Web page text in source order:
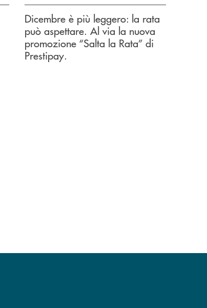
Dicembre è più leggero: la rata
può aspettare. Al via la nuova
promozione “Salta la Rata” di
Prestipay.